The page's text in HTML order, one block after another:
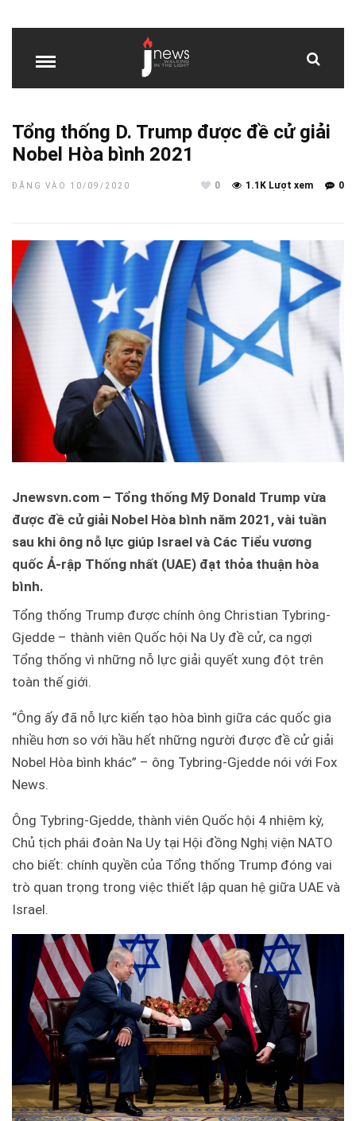
Tổng thống D. Trump được đề cử giải
Nobel Hòa bình 2021
ĐĂNG VÀO 10/09/2020 0
1.1K Lượt xem
0
Jnewsvn.com – Tổng thống Mỹ Donald Trump vừa
được đề cử giải Nobel Hòa bình năm 2021, vài tuần
sau khi ông nỗ lực giúp Israel và Các Tiểu vương
quốc Ả-rập Thống nhất (UAE) đạt thỏa thuận hòa
bình.
Tổng thống Trump được chính ông Christian Tybring-
Gjedde – thành viên Quốc hội Na Uy đề cử, ca ngợi
Tổng thống vì những nỗ lực giải quyết xung đột trên
toàn thế giới.
“Ông ấy đã nỗ lực kiến tạo hòa bình giữa các quốc gia
nhiều hơn so với hầu hết những người được đề cử giải
Nobel Hòa bình khác” – ông Tybring-Gjedde nói với Fox
News.
Ông Tybring-Gjedde, thành viên Quốc hội 4 nhiệm kỳ,
Chủ tịch phái đoàn Na Uy tại Hội đồng Nghị viện NATO
cho biết: chính quyền của Tổng thống Trump đóng vai
trò quan trọng trong việc thiết lập quan hệ giữa UAE và
Israel.